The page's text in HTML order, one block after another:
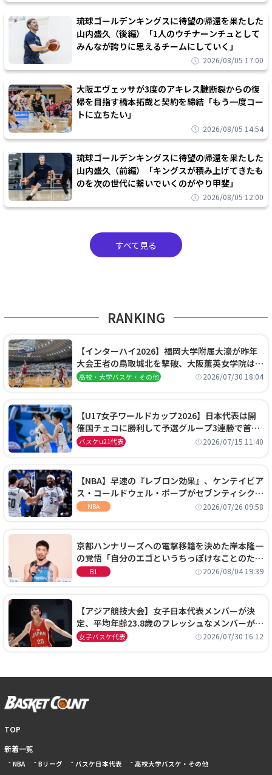
琉球ゴールデンキングスに待望の帰還を果たした
山内盛久（後編）「1人のウチナーンチュとして
みんなが誇りに思えるチームにしていく」
2026/08/05 17:00
大阪エヴェッサが3度のアキレス腱断裂からの復
帰を目指す橋本拓哉と契約を締結「もう一度コー
トに立ちたい」
2026/08/05 14:54
琉球ゴールデンキングスに待望の帰還を果たした
山内盛久（前編）「キングスが積み上げてきたも
のを次の世代に繋いでいくのがやり甲斐」
2026/08/05 12:00
すべて見る
RANKING
【インターハイ2026】福岡大学附属大濠が昨年
大会王者の鳥取城北を撃破、大阪薫英女学院は岐
阜女子に完勝、大会3日目試合結果
高校・大学バスケ・その他 2026/07/30 18:04
【U17女子ワールドカップ2026】日本代表は開
催国チェコに勝利して予選グループ3連勝で首位
通過！準々決勝の相手はエジプトに決定
バスケu21代表 2026/07/15 11:40
【NBA】早速の『レブロン効果』、ケンテイビア
ス・コールドウェル・ポープがセブンティシクサ
ーズに1年契約で加入
NBA 2026/07/26 09:58
京都ハンナリーズへの電撃移籍を決めた岸本隆一
の覚悟「自分のエゴというちっぽけなことのため
に、京都に来たわけではない」
B1 2026/08/04 19:39
【アジア競技大会】女子日本代表メンバーが決
定、平均年齢23.8歳のフレッシュなメンバーが日
本開催の大舞台で頂点を狙う
女子バスケ代表 2026/07/30 16:12
TOP
新着一覧
NBA Bリーグ バスケ日本代表 高校大学バスケ・その他